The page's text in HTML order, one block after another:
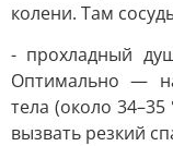
колени. Там
- прохладный
Оптимально —
тела (около
вызвать резкий